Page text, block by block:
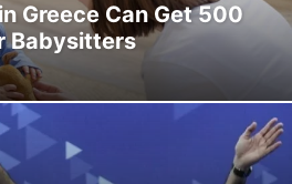
Greece Can Get 500
Babysitters